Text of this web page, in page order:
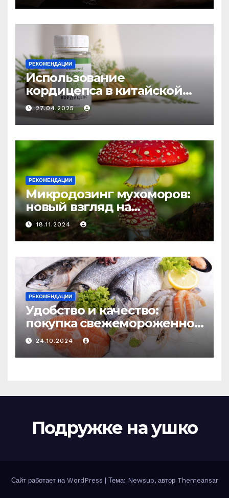
РЕКОМЕНДАЦИИ
Использование
кордицепса в китайской
медицине: природное
средство против усталости
и истощения
27.04.2025
РЕКОМЕНДАЦИИ
Микродозинг мухоморов:
новый взгляд на
психоделику
18.11.2024
РЕКОМЕНДАЦИИ
Удобство и качество:
покупка свежемороженной
рыбы онлайн
24.10.2024
Подружке на ушко
Сайт работает на WordPress Тема: Newsup, автор Themeansar